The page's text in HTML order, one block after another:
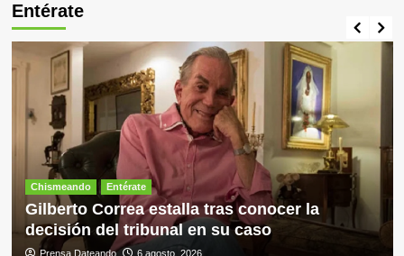
Entérate
Chismeando Entérate
Gilberto Correa estalla tras conocer la
decisión del tribunal en su caso
Prensa Dateando 6 agosto, 2026